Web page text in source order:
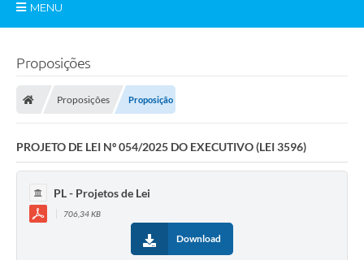
MENU
Legislação
Lei de Acesso à Informação
LGPD - Política de Privacidade
Proposições
Proposições Proposição
PROJETO DE LEI Nº 054/2025 DO EXECUTIVO (LEI 3596)
PL - Projetos de Lei
706,34 KB
Download